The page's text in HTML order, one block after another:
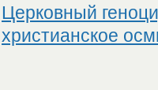
Церковный
христианское